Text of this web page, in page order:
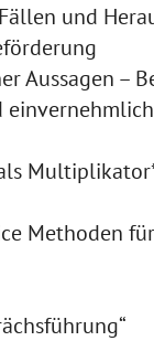
und
Aussagen –
Methoden